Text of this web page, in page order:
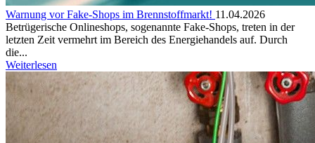
Warnung vor Fake-Shops im Brennstoffmarkt! 11.04.2026
Betrügerische Onlineshops, sogenannte Fake-Shops, treten in der
letzten Zeit vermehrt im Bereich des Energiehandels auf. Durch
die...
Weiterlesen